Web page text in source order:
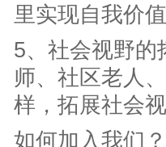
里实现自我价
5、社会视野的
师、社区老人
样，拓展社会
如何加入我们？